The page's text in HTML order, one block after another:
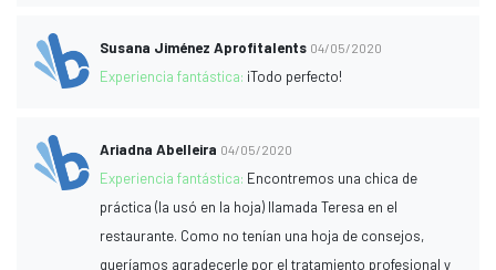
Susana Jiménez Aprofitalents 04/05/2020
Experiencia fantástica: ¡Todo perfecto!
Ariadna Abelleira 04/05/2020
Experiencia fantástica: Encontremos una chica de
práctica (la usó en la hoja) llamada Teresa en el
restaurante. Como no tenían una hoja de consejos,
queríamos agradecerle por el tratamiento profesional y